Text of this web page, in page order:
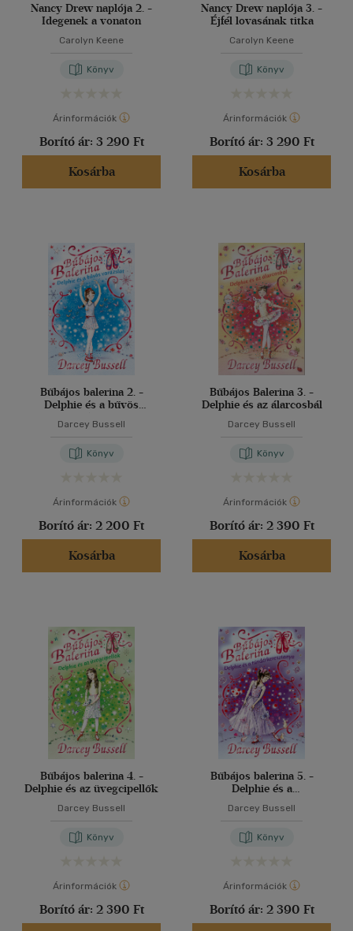
Nancy Drew naplója 2. -
Idegenek a vonaton
Carolyn Keene
Könyv
Árinformációk
Borító ár: 3 290 Ft
Kosárba
Nancy Drew naplója 3. -
Éjfél lovasának titka
Carolyn Keene
Könyv
Árinformációk
Borító ár: 3 290 Ft
Kosárba
Bűbájos balerina 2. -
Delphie és a bűvös
Darcey Bussell
Könyv
Árinformációk
Borító ár: 2 200 Ft
Kosárba
Bűbájos Balerina 3. -
Delphie és az álarcosbál
Darcey Bussell
Könyv
Árinformációk
Borító ár: 2 390 Ft
Kosárba
Bűbájos balerina 4. -
Delphie és az üvegcipellők
Darcey Bussell
Könyv
Árinformációk
Borító ár: 2 390 Ft
Bűbájos balerina 5. -
Delphie és a
Darcey Bussell
Könyv
Árinformációk
Borító ár: 2 390 Ft